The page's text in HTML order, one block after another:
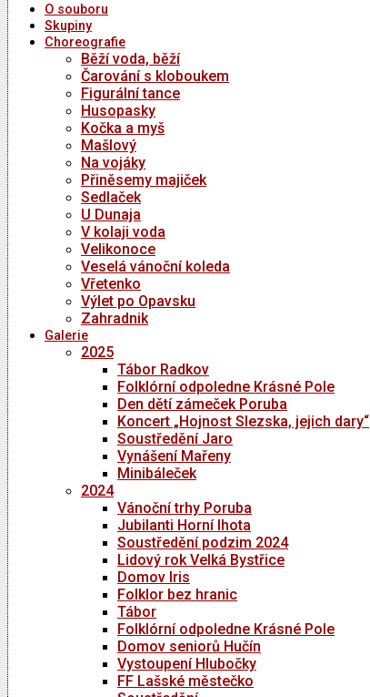
O souboru
Skupiny
Choreografie
Běží voda, běží
Čarování s kloboukem
Figurální tance
Husopasky
Kočka a myš
Mašlový
Na vojáky
Přiněsemy majiček
Sedlaček
U Dunaja
V kolaji voda
Velikonoce
Veselá vánoční koleda
Vřetenko
Výlet po Opavsku
Zahradnik
Galerie
2025
Tábor Radkov
Folklórní odpoledne Krásné Pole
Den dětí zámeček Poruba
Koncert „Hojnost Slezska, jejich dary“
Soustředění Jaro
Vynášení Mařeny
Minibáleček
2024
Vánoční trhy Poruba
Jubilanti Horní lhota
Soustředění podzim 2024
Lidový rok Velká Bystřice
Domov Iris
Folklor bez hranic
Tábor
Folklórní odpoledne Krásné Pole
Domov seniorů Hučín
Vystoupení Hlubočky
FF Lašské městečko